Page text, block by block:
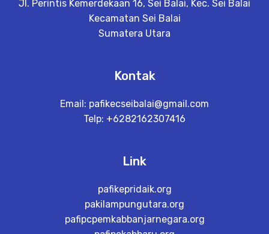
Jl. Perintis Kemerdekaan 16, Sei Balai, Kec. Sei Balai
Kecamatan Sei Balai
Sumatera Utara
Kontak
Email: pafikecseibalai@gmail.com
Telp: +6282162307416
Link
pafikepridaik.org
pakilampungutara.org
pafipcpemkabbanjarnegara.org